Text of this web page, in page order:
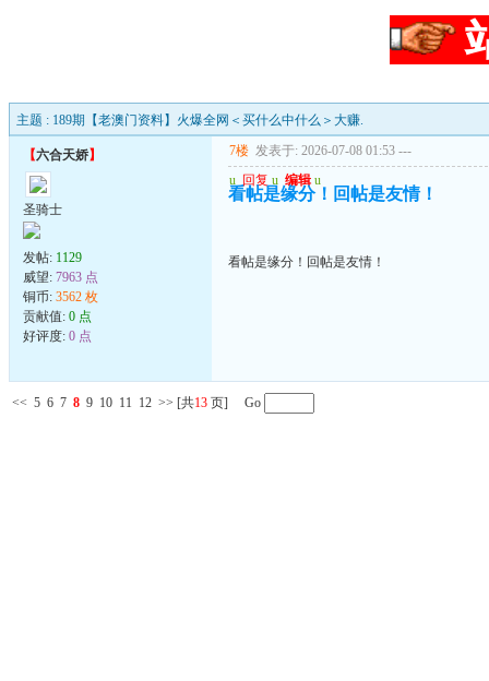
主题 : 189期【老澳门资料】火爆全网＜买什么中什么＞大赚.
【六合天娇】
圣骑士
发帖: 1129
威望: 7963 点
铜币: 3562 枚
贡献值: 0 点
好评度: 0 点
7楼 发表于: 2026-07-08 01:53 ---
u 回复 u 编辑 u
看帖是缘分！回帖是友情！
看帖是缘分！回帖是友情！
<< 5 6 7 8 9 10 11 12 >> [共13 页] Go